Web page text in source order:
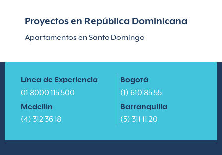
Proyectos en República Dominicana
Apartamentos en Santo Domingo
Línea de Experiencia
01 8000 115 500
Medellín
(4) 312 36 18
Bogotá
(1) 610 85 55
Barranquilla
(5) 311 11 20